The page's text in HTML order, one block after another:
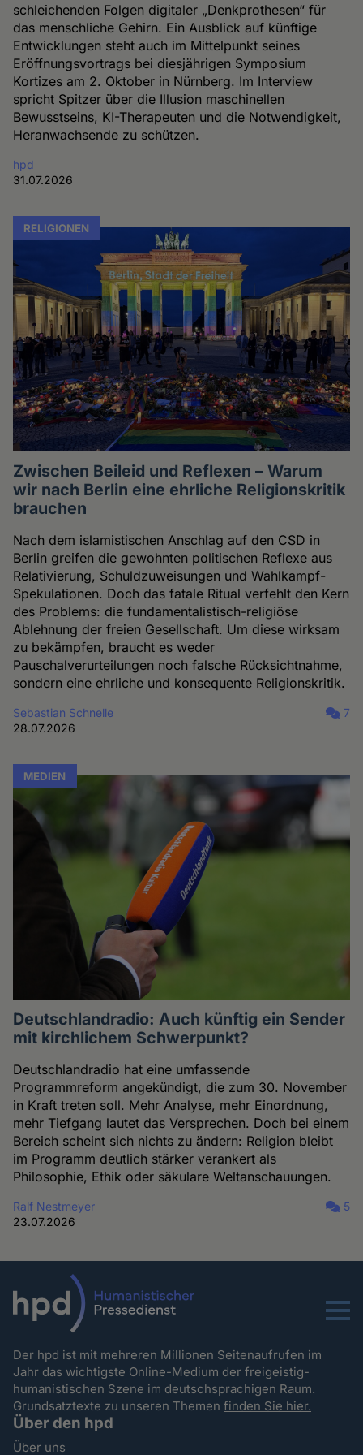
schleichenden Folgen digitaler „Denkprothesen“ für
das menschliche Gehirn. Ein Ausblick auf künftige
Entwicklungen steht auch im Mittelpunkt seines
Eröffnungsvortrags bei diesjährigen Symposium
Kortizes am 2. Oktober in Nürnberg. Im Interview
spricht Spitzer über die Illusion maschinellen
Bewusstseins, KI-Therapeuten und die Notwendigkeit,
Heranwachsende zu schützen.
hpd
31.07.2026
RELIGIONEN
Zwischen Beileid und Reflexen – Warum
wir nach Berlin eine ehrliche Religionskritik
brauchen
Nach dem islamistischen Anschlag auf den CSD in
Berlin greifen die gewohnten politischen Reflexe aus
Relativierung, Schuldzuweisungen und Wahlkampf-
Spekulationen. Doch das fatale Ritual verfehlt den Kern
des Problems: die fundamentalistisch-religiöse
Ablehnung der freien Gesellschaft. Um diese wirksam
zu bekämpfen, braucht es weder
Pauschalverurteilungen noch falsche Rücksichtnahme,
sondern eine ehrliche und konsequente Religionskritik.
Sebastian Schnelle
28.07.2026
7
MEDIEN
Deutschlandradio: Auch künftig ein Sender
mit kirchlichem Schwerpunkt?
Deutschlandradio hat eine umfassende
Programmreform angekündigt, die zum 30. November
in Kraft treten soll. Mehr Analyse, mehr Einordnung,
mehr Tiefgang lautet das Versprechen. Doch bei einem
Bereich scheint sich nichts zu ändern: Religion bleibt
im Programm deutlich stärker verankert als
Philosophie, Ethik oder säkulare Weltanschauungen.
Ralf Nestmeyer
23.07.2026
5
Menu
Der hpd ist mit mehreren Millionen Seitenaufrufen im
Jahr das wichtigste Online-Medium der freigeistig-
humanistischen Szene im deutschsprachigen Raum.
Grundsatztexte zu unseren Themenfinden Sie hier.
Über den hpd
Über uns
Cookies